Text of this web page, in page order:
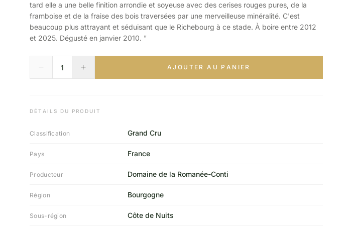
tard elle a une belle finition arrondie et soyeuse avec des cerises rouges pures, de la
framboise et de la fraise des bois traversées par une merveilleuse minéralité. C'est
beaucoup plus attrayant et séduisant que le Richebourg à ce stade. À boire entre 2012
et 2025. Dégusté en janvier 2010. "
AJOUTER AU PANIER
DÉTAILS DU PRODUIT
Classification Grand Cru
Pays France
Producteur Domaine de la Romanée-Conti
Région Bourgogne
Sous-région Côte de Nuits